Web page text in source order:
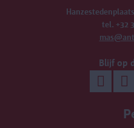
tel. +32
Blijf op